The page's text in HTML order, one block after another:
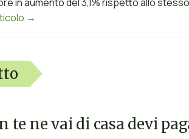
→
te ne vai di casa devi